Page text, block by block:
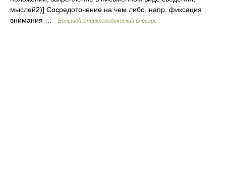
мыслей2)] Сосредоточение на чем либо, напр. фиксация
внимания …
Большой Энциклопедический словарь